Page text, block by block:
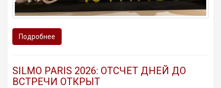
Подробнее
SILMO PARIS 2026: ОТСЧЕТ ДНЕЙ ДО
ВСТРЕЧИ ОТКРЫТ